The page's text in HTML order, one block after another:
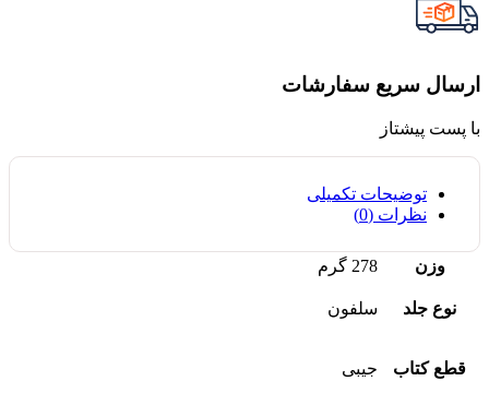
ارسال سریع سفارشات
با پست پیشتاز
توضیحات تکمیلی
نظرات (0)
وزن 278 گرم
نوع جلد سلفون
قطع کتاب جیبی